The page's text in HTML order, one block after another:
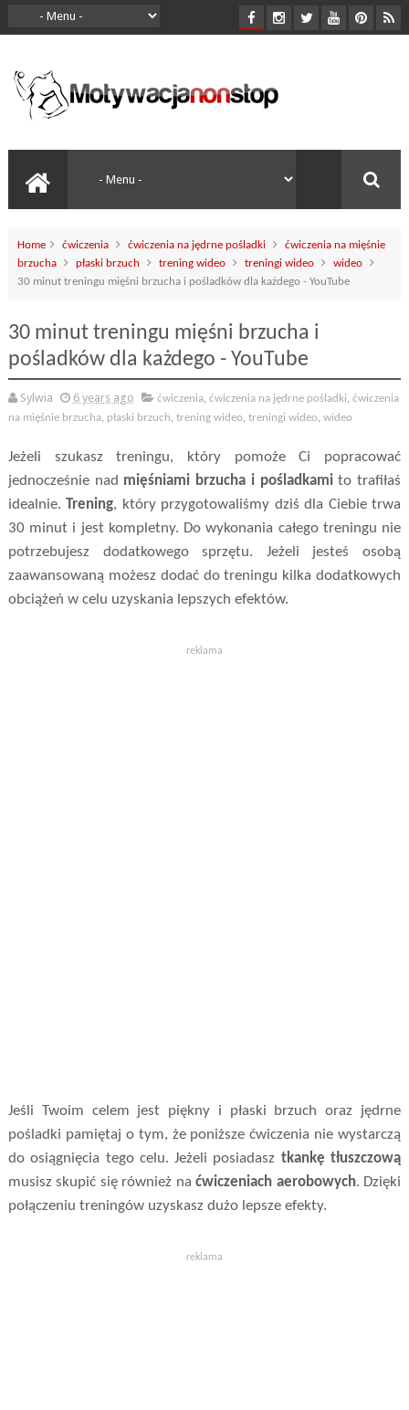
Home ćwiczenia ćwiczenia na jędrne pośladki
ćwiczenia na mięśnie
brzucha
płaski brzuch trening wideo treningi wideo
wideo
30 minut treningu mięśni brzucha i pośladków dla każdego - YouTube
30 minut treningu mięśni brzucha i
pośladków dla każdego - YouTube
Sylwia 6 years ago ćwiczenia, ćwiczenia na jędrne pośladki, ćwiczenia
na mięśnie brzucha, płaski brzuch, trening wideo, treningi wideo, wideo
Jeżeli szukasz treningu, który pomoże Ci popracować
jednocześnie nad mięśniami brzucha i pośladkami to trafiłaś
idealnie.Trening, który przygotowaliśmy dziś dla Ciebie trwa
30 minut i jest kompletny. Do wykonania całego treningu nie
potrzebujesz dodatkowego sprzętu. Jeżeli jesteś osobą
zaawansowaną możesz dodać do treningu kilka dodatkowych
obciążeń w celu uzyskania lepszych efektów.
reklama
Jeśli Twoim celem jest piękny i płaski brzuch oraz jędrne
pośladki pamiętaj o tym, że poniższe ćwiczenia nie wystarczą
do osiągnięcia tego celu. Jeżeli posiadasz tkankę tłuszczową
musisz skupić się również naćwiczeniach aerobowych. Dzięki
połączeniu treningów uzyskasz dużo lepsze efekty.
reklama